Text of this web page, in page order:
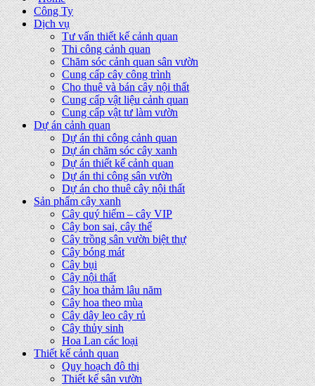
Công Ty
Dịch vụ
Tư vấn thiết kế cảnh quan
Thi công cảnh quan
Chăm sóc cảnh quan sân vườn
Cung cấp cây công trình
Cho thuê và bán cây nội thất
Cung cấp vật liệu cảnh quan
Cung cấp vật tư làm vườn
Dự án cảnh quan
Dự án thi công cảnh quan
Dự án chăm sóc cây xanh
Dự án thiết kế cảnh quan
Dự án thi công sân vườn
Dự án cho thuê cây nội thất
Sản phẩm cây xanh
Cây quý hiếm – cây VIP
Cây bon sai, cây thế
Cây trồng sân vườn biệt thự
Cây bóng mát
Cây bụi
Cây nội thất
Cây hoa thảm lâu năm
Cây hoa theo mùa
Cây dây leo cây rủ
Cây thủy sinh
Hoa Lan các loại
Thiết kế cảnh quan
Quy hoạch đô thị
Thiết kế sân vườn